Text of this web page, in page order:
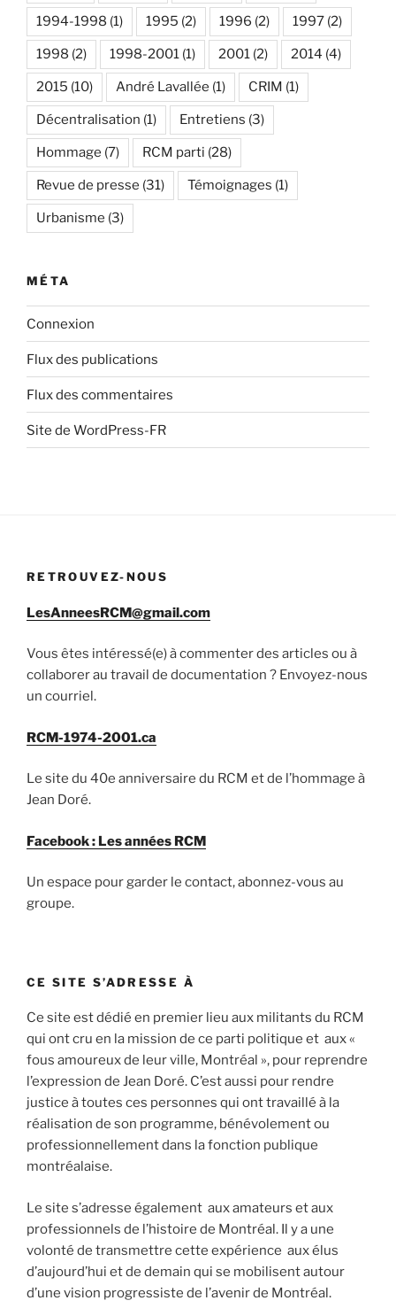
1994-1998 (1) 1995 (2) 1996 (2) 1997 (2)
1998 (2) 1998-2001 (1) 2001 (2) 2014 (4)
2015 (10) André Lavallée (1) CRIM (1)
Décentralisation (1) Entretiens (3)
Hommage (7) RCM parti (28)
Revue de presse (31) Témoignages (1)
Urbanisme (3)
MÉTA
Connexion
Flux des publications
Flux des commentaires
Site de WordPress-FR
RETROUVEZ-NOUS
LesAnneesRCM@gmail.com
Vous êtes intéressé(e) à commenter des articles ou à
collaborer au travail de documentation ? Envoyez-nous
un courriel.
RCM-1974-2001.ca
Le site du 40e anniversaire du RCM et de l’hommage à
Jean Doré.
Facebook : Les années RCM
Un espace pour garder le contact, abonnez-vous au
groupe.
CE SITE S’ADRESSE À
Ce site est dédié en premier lieu aux militants du RCM
qui ont cru en la mission de ce parti politique et aux «
fous amoureux de leur ville, Montréal », pour reprendre
l’expression de Jean Doré. C’est aussi pour rendre
justice à toutes ces personnes qui ont travaillé à la
réalisation de son programme, bénévolement ou
professionnellement dans la fonction publique
montréalaise.
Le site s’adresse également aux amateurs et aux
professionnels de l’histoire de Montréal. Il y a une
volonté de transmettre cette expérience aux élus
d’aujourd’hui et de demain qui se mobilisent autour
d’une vision progressiste de l’avenir de Montréal.